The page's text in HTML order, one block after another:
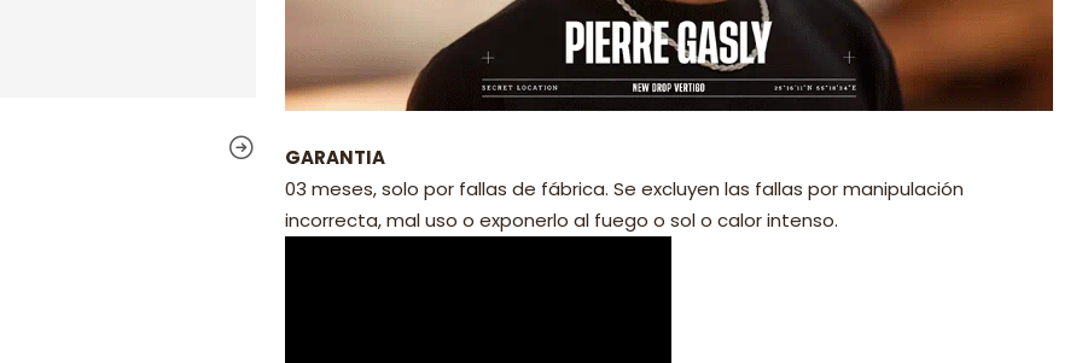
GARANTIA
03 meses, solo por fallas de fábrica. Se excluyen las fallas por manipulación
incorrecta, mal uso o exponerlo al fuego o sol o calor intenso.